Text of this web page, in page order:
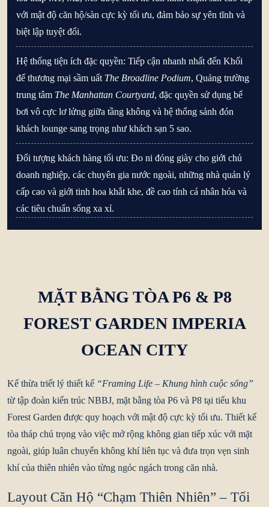
với mật độ căn hộ/sàn cực kỳ tối ưu, đảm bảo sự yên tĩnh và
biệt lập tuyệt đối.
Hệ thống tiện ích đặc quyền: Tiếp cận nhanh nhất đến Khối
đế thương mại sầm uất The Broadline Podium, Quảng trường
trung tâm The Manhattan Courtyard, đặc quyền sử dụng bể
bơi vô cực lơ lửng giữa tầng không và hệ thống sảnh đón
khách lounge sang trọng như khách sạn 5 sao.
Đối tượng khách hàng tối ưu: Đo ni đóng giày cho giới chủ
doanh nghiệp, các chuyên gia nước ngoài, những nhà quản lý
cấp cao và giới tinh hoa khắt khe, đề cao tính cá nhân hóa và
các tiêu chuẩn sống xa xỉ.
MẶT BẰNG TÒA P6 & P8
FOREST GARDEN IMPERIA
OCEAN CITY
Kế thừa triết lý thiết kế “Framing Life – Khung hình cuộc sống”
từ tập đoàn kiến trúc NBBJ, mặt bằng tòa P6 và P8 tại tiểu khu
Forest Garden được quy hoạch với mật độ cực kỳ tối ưu. Thiết kế
tòa tháp chú trọng vào việc mở rộng không gian tiếp xúc với mặt
ngoài, giúp luân chuyển không khí liên tục và đưa trọn vẹn sinh
khí của thiên nhiên vào từng ngóc ngách trong căn nhà.
Layout Căn Hộ “Chạm Thiên Nhiên” – Tối